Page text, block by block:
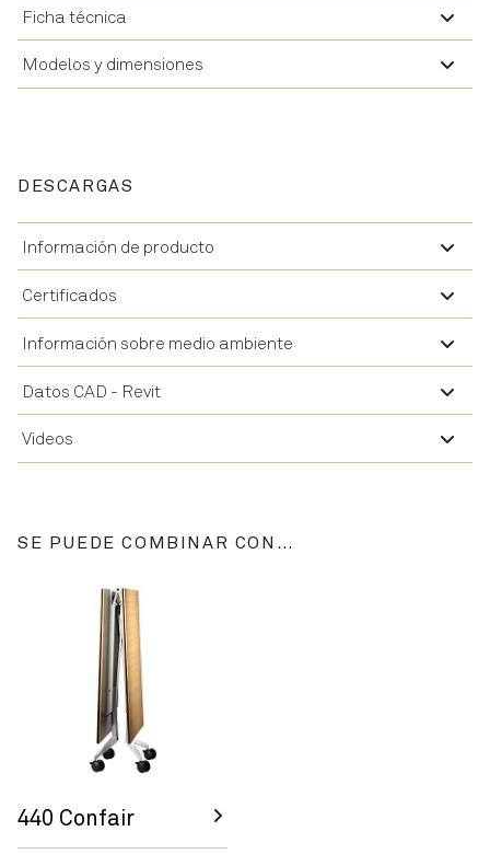
Ficha técnica
Modelos y dimensiones
DESCARGAS
Información de producto
Certificados
Información sobre medio ambiente
Datos CAD - Revit
Videos
SE PUEDE COMBINAR CON…
440 Confair